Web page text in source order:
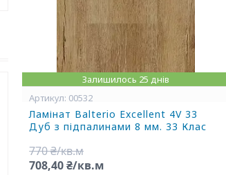
Залишилось 25 днів
00532
Ламінат Balterio Excellent 4V 33
Дуб з підпалинами 8 мм. 33 Клас
770 ₴/кв.м
708,40 ₴/кв.м